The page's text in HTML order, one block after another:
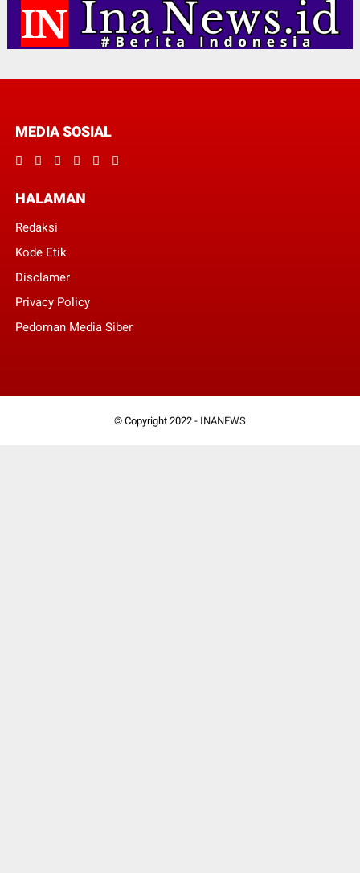
MEDIA SOSIAL
HALAMAN
Redaksi
Kode Etik
Disclamer
Privacy Policy
Pedoman Media Siber
© Copyright 2022 - INANEWS